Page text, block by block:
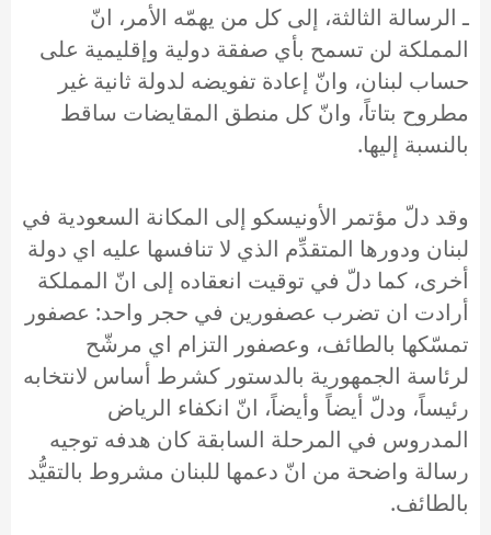
ـ الرسالة الثالثة، إلى كل من يهمّه الأمر، انّ
المملكة لن تسمح بأي صفقة دولية وإقليمية على
حساب لبنان، وانّ إعادة تفويضه لدولة ثانية غير
مطروح بتاتاً، وانّ كل منطق المقايضات ساقط
بالنسبة إليها.
وقد دلّ مؤتمر الأونيسكو إلى المكانة السعودية في
لبنان ودورها المتقدِّم الذي لا تنافسها عليه اي دولة
أخرى، كما دلّ في توقيت انعقاده إلى انّ المملكة
أرادت ان تضرب عصفورين في حجر واحد: عصفور
تمسّكها بالطائف، وعصفور التزام اي مرشّح
لرئاسة الجمهورية بالدستور كشرط أساس لانتخابه
رئيساً، ودلّ أيضاً وأيضاً، انّ انكفاء الرياض
المدروس في المرحلة السابقة كان هدفه توجيه
رسالة واضحة من انّ دعمها للبنان مشروط بالتقيُّد
بالطائف.